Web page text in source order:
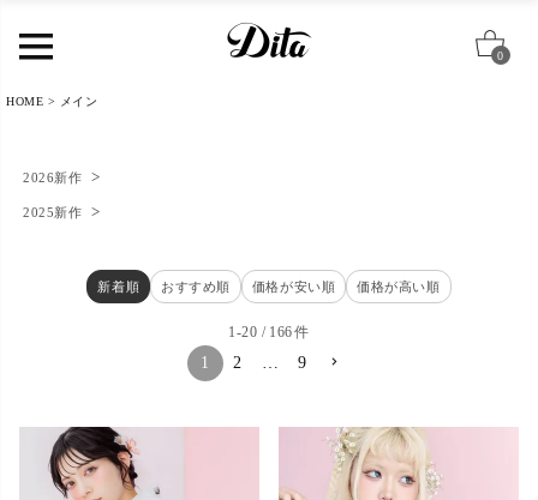
0
HOME メイン
2026新作
2025新作
新着順 おすすめ順 価格が安い順 価格が高い順
166
1-20
1 2 … 9